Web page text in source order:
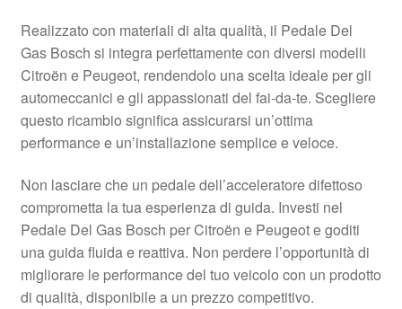
Registratore di cassa
Rimostranza
Spedizione in tutto il mondo
Termini e condizioni
Realizzato con materiali di alta qualità, il Pedale Del
Gas Bosch si integra perfettamente con diversi modelli
Citroën e Peugeot, rendendolo una scelta ideale per gli
automeccanici e gli appassionati del fai-da-te. Scegliere
questo ricambio significa assicurarsi un’ottima
performance e un’installazione semplice e veloce.
Non lasciare che un pedale dell’acceleratore difettoso
comprometta la tua esperienza di guida. Investi nel
Pedale Del Gas Bosch per Citroën e Peugeot e goditi
una guida fluida e reattiva. Non perdere l’opportunità di
migliorare le performance del tuo veicolo con un prodotto
di qualità, disponibile a un prezzo competitivo.